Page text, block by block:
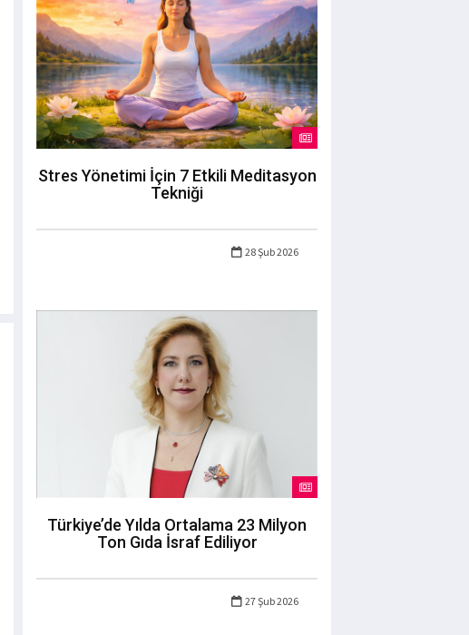
Stres Yönetimi İçin 7 Etkili Meditasyon
Tekniği
28 Şub 2026
Türkiye’de Yılda Ortalama 23 Milyon
Ton Gıda İsraf Ediliyor
27 Şub 2026